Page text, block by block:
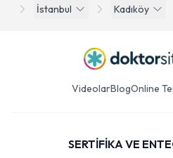
İstanbul
Kadıköy
VideolarBlogOnline
SERTİFİKA VE